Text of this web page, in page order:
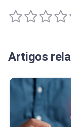
Artigos